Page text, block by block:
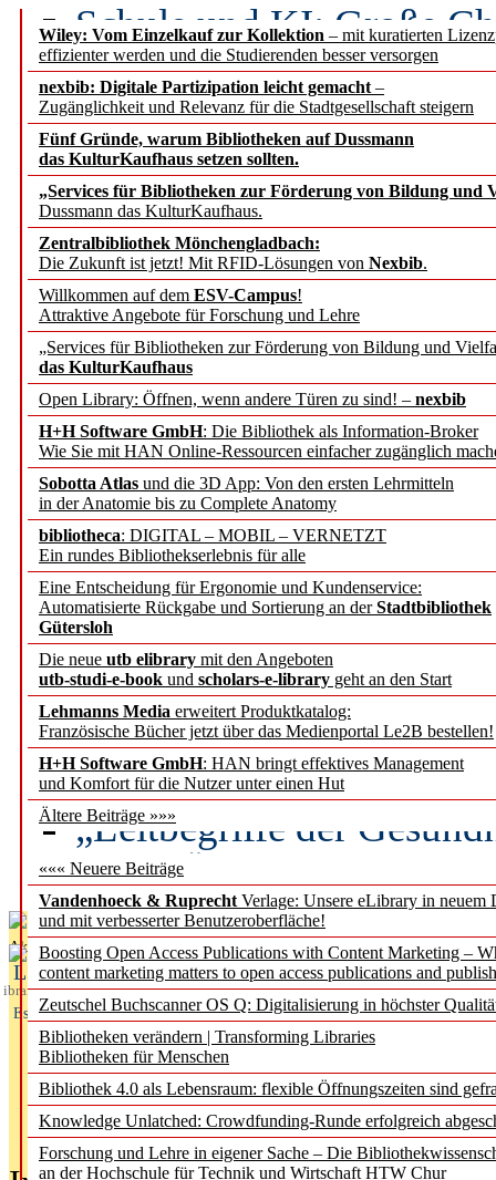
Wiley: Vom Einzelkauf zur Kollektion – mit kuratierten
effizienter werden und die Studierenden besser versorgen
nexbib: Digitale Partizipation leicht gemacht –
Zugänglichkeit und Relevanz für die Stadtgesellschaft steigern
Fünf Gründe, warum Bibliotheken auf Dussmann
das KulturKaufhaus setzen sollten.
„Services für Bibliotheken zur Förderung von Bildung und
Dussmann das KulturKaufhaus.
Zentralbibliothek Mönchengladbach:
Die Zukunft ist jetzt! Mit RFID-Lösungen von Nexbib.
Willkommen auf dem ESV-Campus!
Attraktive Angebote für Forschung und Lehre
„Services für Bibliotheken zur Förderung von Bildung und
das KulturKaufhaus
Open Library: Öffnen, wenn andere Türen zu sind! – nexbib
H+H Software GmbH: Die Bibliothek als Information-Broker
Wie Sie mit HAN Online-Ressourcen einfacher zugänglich
Sobotta Atlas und die 3D App: Von den ersten Lehrmitteln
in der Anatomie bis zu Complete Anatomy
bibliotheca: DIGITAL – MOBIL – VERNETZT
Ein rundes Bibliothekserlebnis für alle
Eine Entscheidung für Ergonomie und Kundenservice:
Automatisierte Rückgabe und Sortierung an derStadtbibliothek
Gütersloh
Die neue utb elibrary mit den Angeboten
utb-studi-e-book und scholars-e-library geht an den Start
Lehmanns Media erweitert Produktkatalog:
Französische Bücher jetzt über das Medienportal Le2B bestellen!
H+H Software GmbH: HAN bringt effektives Management
und Komfort für die Nutzer unter einen Hut
Ältere Beiträge »»»
««« Neuere Beiträge
Vandenhoeck & Ruprecht Verlage: Unsere eLibrary in neuem
und mit verbesserter Benutzeroberfläche!
Boosting Open Access Publications with Content Marketing –
content marketing matters to open access publications and
Zeutschel Buchscanner OS Q: Digitalisierung in höchster
Bibliotheken verändern | Transforming Libraries
Bibliotheken für Menschen
Bibliothek 4.0 als Lebensraum: flexible Öffnungszeiten sind
Knowledge Unlatched: Crowdfunding-Runde erfolgreich
Forschung und Lehre in eigener Sache – Die
an der Hochschule für Technik und Wirtschaft HTW Chur
Schule und KI: Große
Voraussetzungen
Erfolgreiches erstes
Segment Research –
angepasst
konstruktiv!
Mohr Siebeck
und die Zeitschrift für
Francke Attempto
EBSCO Information
Recherchefunktionen in
Sorbisches Institut neu
Geschichte und
Künstliche Intelligenz
besser zu verstehen
„Leitbegriffe der
des BIÖG erscheinen
Aktuelles aus
L
ibrary
Essentials